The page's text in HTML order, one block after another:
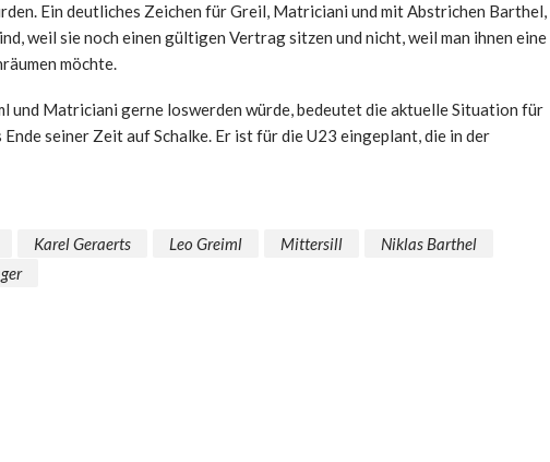
Ein deutliches Zeichen für Greil, Matriciani und mit Abstrichen Barthel,
weil sie noch einen gültigen Vertrag sitzen und nicht, weil man ihnen eine
möchte.
und Matriciani gerne loswerden würde, bedeutet die aktuelle Situation für
seiner Zeit auf Schalke. Er ist für die U23 eingeplant, die in der
Karel Geraerts Leo Greiml Mittersill
Niklas Barthel